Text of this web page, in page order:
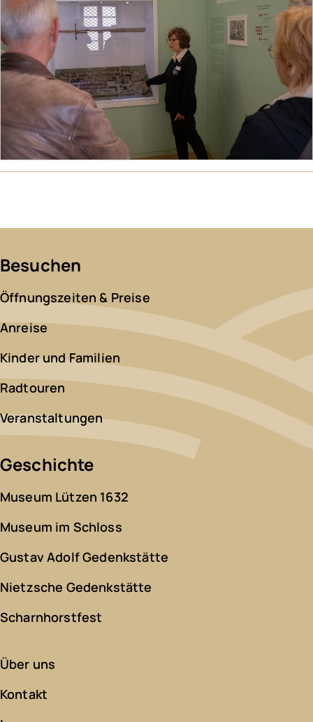
Besuchen
Öffnungszeiten & Preise
Anreise
Kinder und Familien
Radtouren
Veranstaltungen
Geschichte
Museum Lützen 1632
Museum im Schloss
Gustav Adolf Gedenkstätte
Nietzsche Gedenkstätte
Scharnhorstfest
Über uns
Kontakt